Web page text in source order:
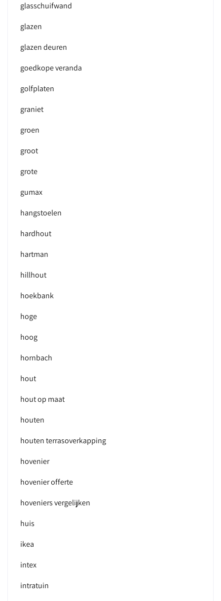
glasschuifwand
glazen
glazen deuren
goedkope veranda
golfplaten
graniet
groen
groot
grote
gumax
hangstoelen
hardhout
hartman
hillhout
hoekbank
hoge
hoog
hornbach
hout
hout op maat
houten
houten terrasoverkapping
hovenier
hovenier offerte
hoveniers vergelijken
huis
ikea
intex
intratuin